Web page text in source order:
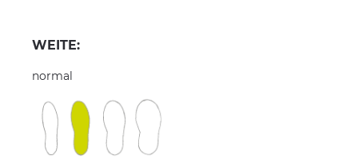
WEITE:
normal